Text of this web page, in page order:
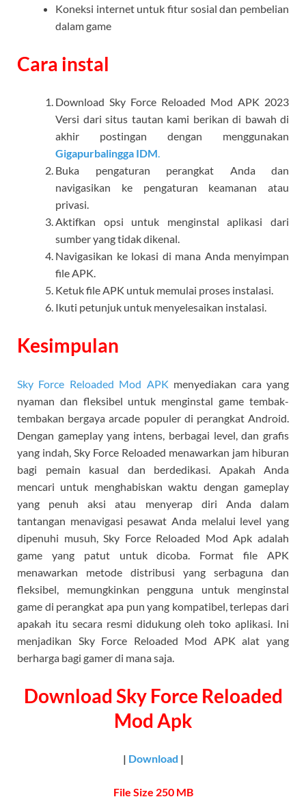
Koneksi internet untuk fitur sosial dan pembelian
dalam game
Cara instal
Download Sky Force Reloaded Mod APK 2023
Versi dari situs tautan kami berikan di bawah di
akhir postingan dengan menggunakan
Gigapurbalingga IDM.
Buka pengaturan perangkat Anda dan
navigasikan ke pengaturan keamanan atau
privasi.
Aktifkan opsi untuk menginstal aplikasi dari
sumber yang tidak dikenal.
Navigasikan ke lokasi di mana Anda menyimpan
file APK.
Ketuk file APK untuk memulai proses instalasi.
Ikuti petunjuk untuk menyelesaikan instalasi.
Kesimpulan
Sky Force Reloaded Mod APK menyediakan cara yang
nyaman dan fleksibel untuk menginstal game tembak-
tembakan bergaya arcade populer di perangkat Android.
Dengan gameplay yang intens, berbagai level, dan grafis
yang indah, Sky Force Reloaded menawarkan jam hiburan
bagi pemain kasual dan berdedikasi. Apakah Anda
mencari untuk menghabiskan waktu dengan gameplay
yang penuh aksi atau menyerap diri Anda dalam
tantangan menavigasi pesawat Anda melalui level yang
dipenuhi musuh, Sky Force Reloaded Mod Apk adalah
game yang patut untuk dicoba. Format file APK
menawarkan metode distribusi yang serbaguna dan
fleksibel, memungkinkan pengguna untuk menginstal
game di perangkat apa pun yang kompatibel, terlepas dari
apakah itu secara resmi didukung oleh toko aplikasi. Ini
menjadikan Sky Force Reloaded Mod APK alat yang
berharga bagi gamer di mana saja.
Download Sky Force Reloaded
Mod Apk
| Download |
File Size 250 MB